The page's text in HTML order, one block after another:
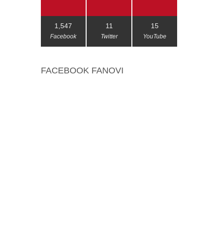
1,547
Facebook
11
Twitter
15
YouTube
FACEBOOK FANOVI